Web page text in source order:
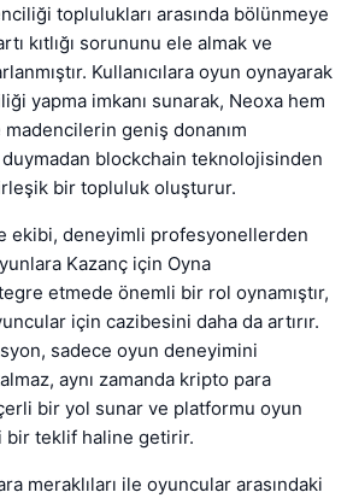
toplulukları arasında bölünmeye
kıtlığı sorununu ele almak ve
Kullanıcılara oyun oynayarak
yapma imkanı sunarak, Neoxa hem
geniş donanım
duymadan blockchain teknolojisinden
bir topluluk oluşturur.
ekibi, deneyimli profesyonellerden
Kazanç için Oyna
etmede önemli bir rol oynamıştır,
için cazibesini daha da artırır.
sadece oyun deneyimini
aynı zamanda kripto para
bir yol sunar ve platformu oyun
teklif haline getirir.
meraklıları ile oyuncular arasındaki